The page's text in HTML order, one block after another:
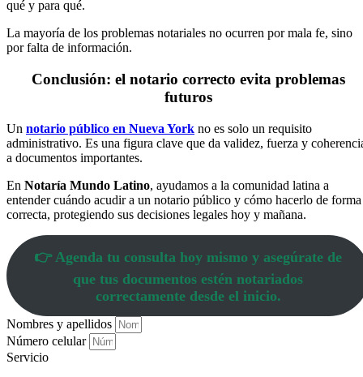
qué y para qué.
La mayoría de los problemas notariales no ocurren por mala fe, sino
por falta de información.
Conclusión: el notario correcto evita problemas
futuros
Un notario público en Nueva York no es solo un requisito
administrativo. Es una figura clave que da validez, fuerza y
a documentos importantes.
En Notaría Mundo Latino, ayudamos a la comunidad latina a
entender cuándo acudir a un notario público y cómo hacerlo de forma
correcta, protegiendo sus decisiones legales hoy y mañana.
👉 Agenda tu consulta hoy mismo y asegúrate de
que tus documentos estén notariados
correctamente desde el inicio.
Nombres y apellidos
Número celular
Servicio